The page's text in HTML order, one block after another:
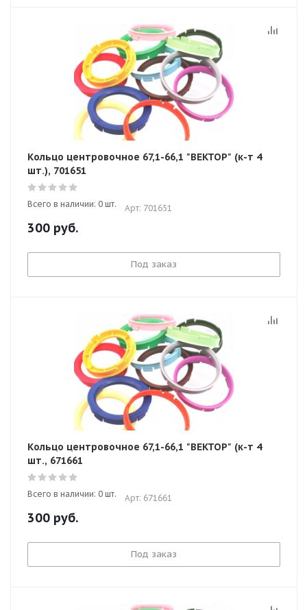
Кольцо центровочное 67,1-66,1 "ВЕКТОР" (к-т 4
шт.), 701651
Всего в наличии: 0 шт. Арт: 701651
300 руб.
Под заказ
Кольцо центровочное 67,1-66,1 "ВЕКТОР" (к-т 4
шт., 671661
Всего в наличии: 0 шт. Арт: 671661
300 руб.
Под заказ